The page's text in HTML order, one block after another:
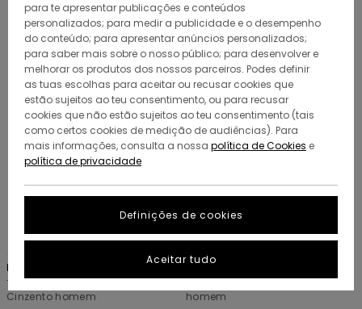
Avançar
para
procurar
critérios
filtragem
Avançar
para
ordenar
12 ORGANIC COTTON
Icon Label Pocket
T-shirt de manga curta
Cinzento homem
12 ORGANIC COTTON
Icon Label Pocket
homem
para te apresentar publicações e conteúdos
personalizados; para medir a publicidade e o desempenho
do conteúdo; para apresentar anúncios personalizados;
para saber mais sobre o nosso público; para desenvolver e
melhorar os produtos dos nossos parceiros. Podes definir
as tuas escolhas para aceitar ou recusar cookies que
estão sujeitos ao teu consentimento, ou para recusar
cookies que não estão sujeitos ao teu consentimento (tais
como certos cookies de medição de audiências). Para
mais informações, consulta a nossa política de Cookies e
política de privacidade
Definições de cookies
Aceitar tudo